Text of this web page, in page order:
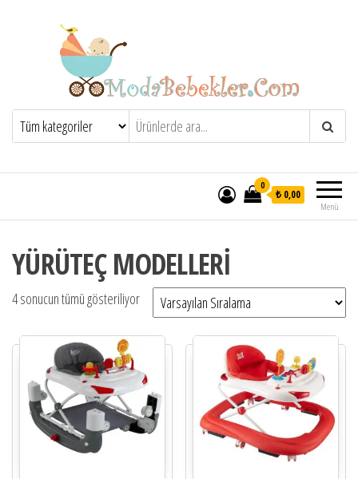
Moda Bebekler
Menü
0
₺ 0,00
YÜRÜTEÇ MODELLERİ
4 sonucun tümü gösteriliyor